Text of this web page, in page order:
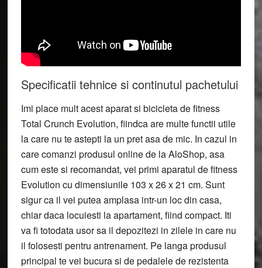
Specificatii tehnice si continutul pachetului
Imi place mult acest aparat si bicicleta de fitness
Total Crunch Evolution, fiindca are multe functii utile
la care nu te astepti la un pret asa de mic. In cazul in
care comanzi produsul online de la AloShop, asa
cum este si recomandat, vei primi aparatul de fitness
Evolution cu dimensiunile 103 x 26 x 21 cm. Sunt
sigur ca il vei putea amplasa intr-un loc din casa,
chiar daca locuiesti la apartament, fiind compact. Iti
va fi totodata usor sa il depozitezi in zilele in care nu
il folosesti pentru antrenament. Pe langa produsul
principal te vei bucura si de pedalele de rezistenta